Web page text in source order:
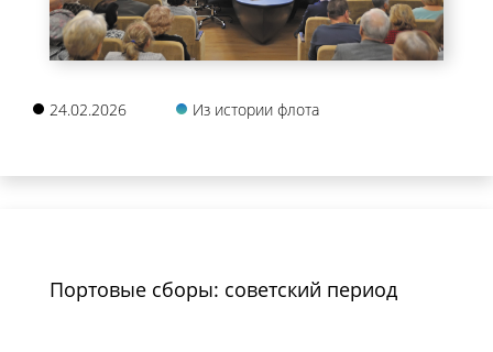
24.02.2026 Из истории флота
Портовые сборы: советский период